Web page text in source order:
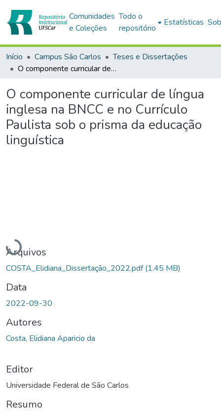
Comunidades
e Coleções
Todo o
repositório
Estatísticas
Início Campus São Carlos
Teses e Dissertações
O componente curricular de língua inglesa na BNCC e no Currículo Paulista sob o prisma da educação linguística
O componente curricular de língua
inglesa na BNCC e no Currículo
Paulista sob o prisma da educação
linguística
Carregando...
Arquivos
COSTA_Elidiana_Dissertação_2022.pdf(1.45 MB)
Data
2022-09-30
Autores
Costa, Elidiana Aparicio da
Editor
Universidade Federal de São Carlos
Resumo